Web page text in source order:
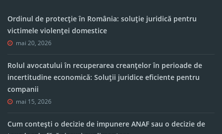
Ordinul de protecție în România: soluție juridică pentru
victimele violenței domestice
mai 20, 2026
Rolul avocatului în recuperarea creanțelor în perioade de
incertitudine economică: Soluții juridice eficiente pentru
companii
mai 15, 2026
Cum contești o decizie de impunere ANAF sau o decizie de